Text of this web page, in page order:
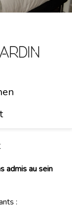
admis au sein
: